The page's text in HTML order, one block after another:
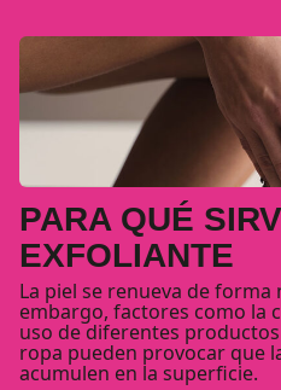
PARA QUÉ
EXFOLIANTE
La piel se renueva de
embargo, factores como la
uso de diferentes
ropa pueden provocar que
acumulen en la superficie.